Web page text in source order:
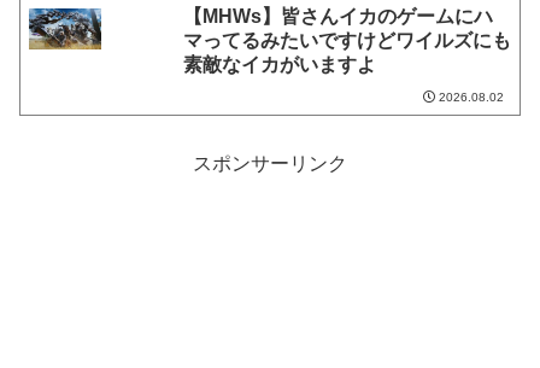
【MHWs】皆さんイカのゲームにハ
マってるみたいですけどワイルズにも
素敵なイカがいますよ
2026.08.02
スポンサーリンク